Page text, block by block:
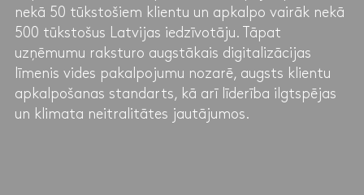
nekā 50 tūkstošiem klientu un apkalpo vairāk nekā
500 tūkstošus Latvijas iedzīvotāju. Tāpat
uzņēmumu raksturo augstākais digitalizācijas
līmenis vides pakalpojumu nozarē, augsts klientu
apkalpošanas standarts, kā arī līderība ilgtspējas
un klimata neitralitātes jautājumos.